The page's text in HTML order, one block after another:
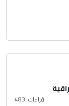
قراءات :483